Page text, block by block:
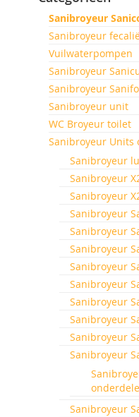
Sanibroyeur
Sanibroyeur
Vuilwaterpompen
Sanibroyeur
Sanibroyeur
Sanibroyeur unit
WC Broyeur toilet
Sanibroyeur Units
Sanibroyeur
Sanibroyeur
Sanibroyeur
Sanibroyeur
Sanibroyeur
Sanibroyeur
Sanibroyeur
Sanibroyeur
Sanibroyeur
Sanibroyeur
Sanibroyeur
Sanibroyeur
Sanibroyeur